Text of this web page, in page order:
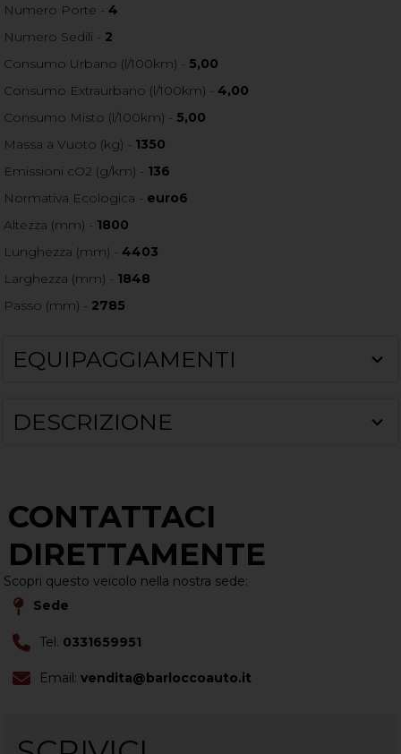
Numero Porte -4
Numero Sedili - 2
Consumo Urbano (l/100km) - 5,00
Consumo Extraurbano (l/100km) -4,00
Consumo Misto (l/100km) - 5,00
Massa a Vuoto (kg) - 1350
Emissioni cO2 (g/km) - 136
Normativa Ecologica - euro6
Altezza (mm) - 1800
Lunghezza (mm) -4403
Larghezza (mm) - 1848
Passo (mm) - 2785
EQUIPAGGIAMENTI
DESCRIZIONE
CONTATTACI
DIRETTAMENTE
Scopri questo veicolo nella nostra sede:
Sede
Tel. 0331659951
Email: vendita@barloccoauto.it